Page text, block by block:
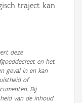
traject kan
deze
en het
geval in en kan
of
Bij
van de inhoud